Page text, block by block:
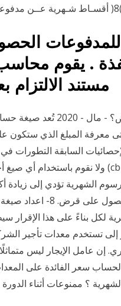
للمدفوعات
. يقوم
ما هي صيغة حساب دفع
معرفة المبلغ الذي
الشهرية تؤدي إلى
من المدفوعات لمرة
لكل بناءً على هذا
إلى تستخدم معدات تأجير
إن عامل الإيجار ليس
سعر الفائدة على
؟ ممنوعات أثناء الدورة